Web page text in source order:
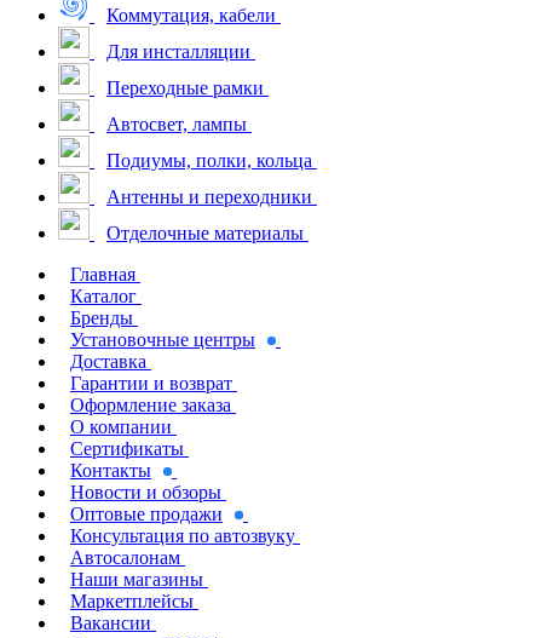
Коммутация, кабели
Для инсталляции
Переходные рамки
Автосвет, лампы
Подиумы, полки, кольца
Антенны и переходники
Отделочные материалы
Главная
Каталог
Бренды
Установочные центры
Доставка
Гарантии и возврат
Оформление заказа
О компании
Сертификаты
Контакты
Новости и обзоры
Оптовые продажи
Консультация по автозвуку
Автосалонам
Наши магазины
Маркетплейсы
Вакансии